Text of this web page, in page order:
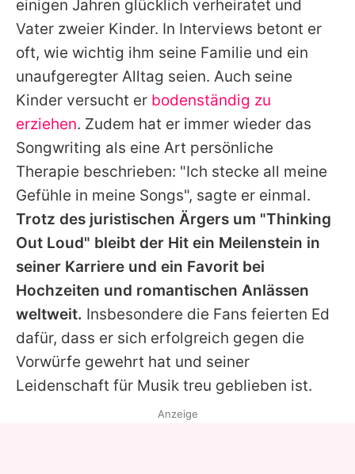
einigen Jahren glücklich verheiratet und
Vater zweier Kinder. In Interviews betont er
oft, wie wichtig ihm seine Familie und ein
unaufgeregter Alltag seien. Auch seine
Kinder versucht er bodenständig zu
erziehen. Zudem hat er immer wieder das
Songwriting als eine Art persönliche
Therapie beschrieben: "Ich stecke all meine
Gefühle in meine Songs", sagte er einmal.
Trotz des juristischen Ärgers um "Thinking
Out Loud" bleibt der Hit ein Meilenstein in
seiner Karriere und ein Favorit bei
Hochzeiten und romantischen Anlässen
weltweit. Insbesondere die Fans feierten Ed
dafür, dass er sich erfolgreich gegen die
Vorwürfe gewehrt hat und seiner
Leidenschaft für Musik treu geblieben ist.
Anzeige